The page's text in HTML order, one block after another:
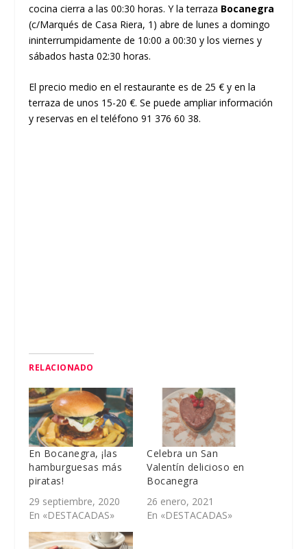
cocina cierra a las 00:30 horas. Y la terraza Bocanegra
(c/Marqués de Casa Riera, 1) abre de lunes a domingo
ininterrumpidamente de 10:00 a 00:30 y los viernes y
sábados hasta 02:30 horas.
El precio medio en el restaurante es de 25 € y en la
terraza de unos 15-20 €. Se puede ampliar información
y reservas en el teléfono 91 376 60 38.
RELACIONADO
En Bocanegra, ¡las
hamburguesas más
piratas!
29 septiembre, 2020
En «DESTACADAS»
Celebra un San
Valentín delicioso en
Bocanegra
26 enero, 2021
En «DESTACADAS»